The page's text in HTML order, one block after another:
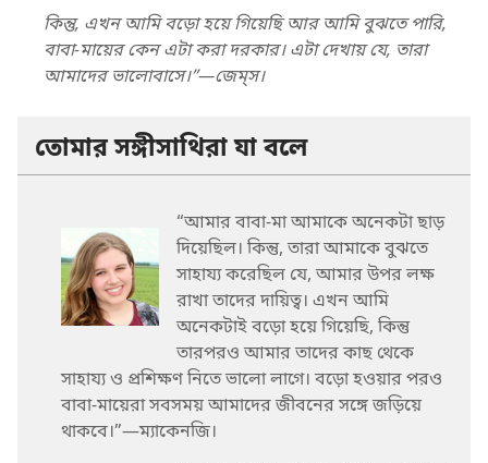
কিন্তু, এখন আমি বড়ো হয়ে গিয়েছি আর আমি বুঝতে পারি,
বাবা-মায়ের কেন এটা করা দরকার। এটা দেখায় যে, তারা
আমাদের ভালোবাসে।”—জেম্‌স।
তোমার সঙ্গীসাথিরা যা বলে
“আমার বাবা-মা আমাকে অনেকটা ছাড়
দিয়েছিল। কিন্তু, তারা আমাকে বুঝতে
সাহায্য করেছিল যে, আমার উপর লক্ষ
রাখা তাদের দায়িত্ব। এখন আমি
অনেকটাই বড়ো হয়ে গিয়েছি, কিন্তু
তারপরও আমার তাদের কাছ থেকে
সাহায্য ও প্রশিক্ষণ নিতে ভালো লাগে। বড়ো হওয়ার পরও
বাবা-মায়েরা সবসময় আমাদের জীবনের সঙ্গে জড়িয়ে
থাকবে।”—ম্যাকেনজি।